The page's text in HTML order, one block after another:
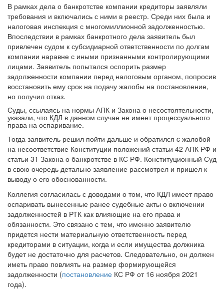
В рамках дела о банкротстве компании кредиторы заявляли
требования и включались с ними в реестр. Среди них была и
налоговая инспекция с многомиллионной задолженностью.
Впоследствии в рамках банкротного дела заявитель был
привлечен судом к субсидиарной ответственности по долгам
компании наравне с иными признанными контролирующими
лицами. Заявитель попытался оспорить размер
задолженности компании перед налоговым органом, попросив
восстановить ему срок на подачу жалобы на постановление,
но получил отказ.
Суды, ссылаясь на нормы АПК и Закона о несостоятельности,
указали, что КДЛ в данном случае не имеет процессуального
права на оспаривание.
Тогда заявитель решил пойти дальше и обратился c жалобой
на несоответствие Конституции положений статьи 42 АПК РФ и
статьи 31 Закона о банкротстве в КС РФ. Конституционный Суд
в свою очередь детально заявление рассмотрел и пришел к
выводу о его обоснованности.
Коллегия согласилась с доводами о том, что КДЛ имеет право
оспаривать вынесенные ранее судебные акты о включении
задолженностей в РТК как влияющие на его права и
обязанности. Это связано с тем, что именно заявителю
придется нести материальную ответственность перед
кредиторами в ситуации, когда и если имущества должника
будет не достаточно для расчетов. Следовательно, он должен
иметь право повлиять на размер формирующейся
задолженности (постановление КС РФ от 16 ноября 2021
года).